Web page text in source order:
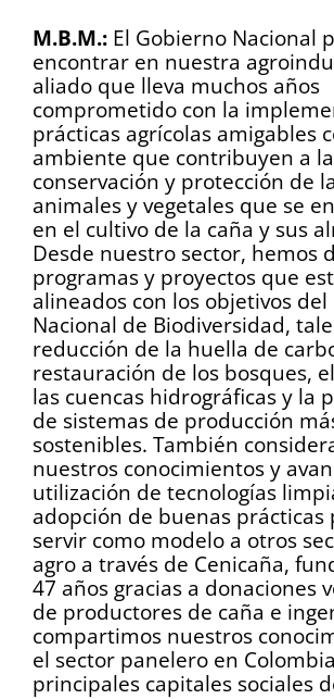
M.B.M.: El Gobierno Nacional
encontrar en nuestra
aliado que lleva muchos años
comprometido con la
prácticas agrícolas amigables
ambiente que contribuyen a la
conservación y protección de
animales y vegetales que se
en el cultivo de la caña y sus
Desde nuestro sector, hemos
programas y proyectos que
alineados con los objetivos del
Nacional de Biodiversidad,
reducción de la huella de
restauración de los bosques,
las cuencas hidrográficas y la
de sistemas de producción
sostenibles. También
nuestros conocimientos y
utilización de tecnologías
adopción de buenas prácticas
servir como modelo a otros
agro a través de Cenicaña,
47 años gracias a donaciones
de productores de caña e
compartimos nuestros
el sector panelero en
principales capitales sociales